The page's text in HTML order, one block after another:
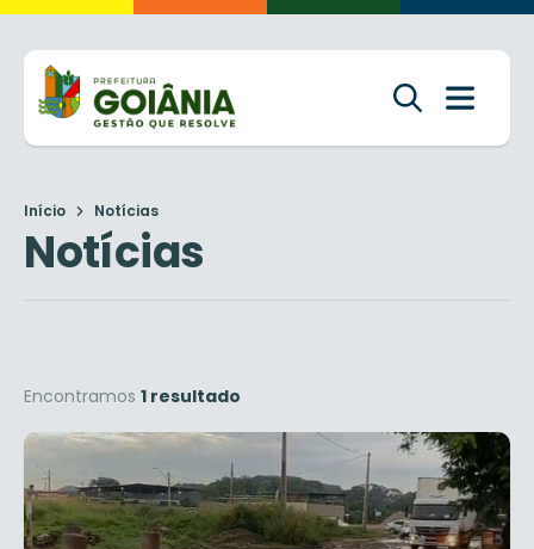
Início Notícias
Notícias
Encontramos 1 resultado